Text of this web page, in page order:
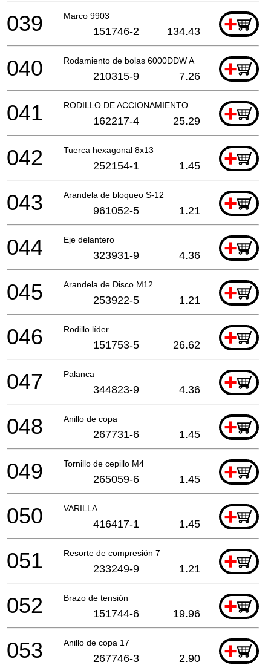
Marco 9903 +
039 151746-2 134.43
Rodamiento de bolas 6000DDW A +
040 210315-9 7.26
RODILLO DE ACCIONAMIENTO +
041 162217-4 25.29
Tuerca hexagonal 8x13 +
042 252154-1 1.45
Arandela de bloqueo S-12 +
043 961052-5 1.21
Eje delantero +
044 323931-9 4.36
Arandela de Disco M12 +
045 253922-5 1.21
Rodillo líder +
046 151753-5 26.62
Palanca +
047 344823-9 4.36
Anillo de copa +
048 267731-6 1.45
Tornillo de cepillo M4 +
049 265059-6 1.45
VARILLA +
050 416417-1 1.45
Resorte de compresión 7 +
051 233249-9 1.21
Brazo de tensión +
052 151744-6 19.96
Anillo de copa 17 +
053 267746-3 2.90